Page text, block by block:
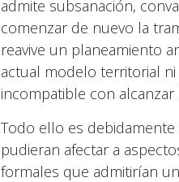
admite subsanación,
comenzar de nuevo la
reavive un planeamiento
actual modelo territorial ni
incompatible con
Todo ello es
pudieran afectar a
formales que admitirían